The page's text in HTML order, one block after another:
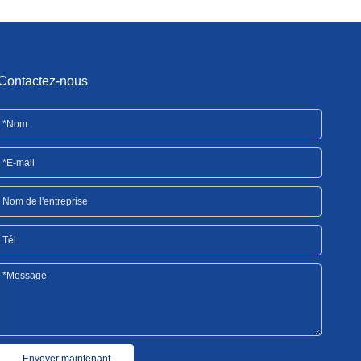
nous
Envoyer maintenant